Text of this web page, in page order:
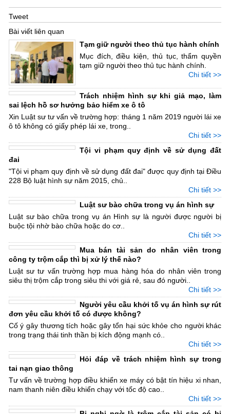
Tweet
Bài viết liên quan
Tạm giữ người theo thủ tục hành chính
Mục đích, điều kiện, thủ tục, thẩm quyền
tạm giữ người theo thủ tục hành chính.
Chi tiết >>
Trách nhiệm hình sự khi giả mạo, làm
sai lệch hồ sơ hưởng bảo hiểm xe ô tô
Xin Luật sư tư vấn về trường hợp: tháng 1 năm 2019 người lái xe
ô tô không có giấy phép lái xe, trong..
Chi tiết >>
Tội vi phạm quy định về sử dụng đất
đai
"Tội vi phạm quy định về sử dụng đất đai" được quy định tại Điều
228 Bộ luật hình sự năm 2015, chủ..
Chi tiết >>
Luật sư bào chữa trong vụ án hình sự
Luật sư bào chữa trong vụ án Hình sự là người được người bị
buộc tội nhờ bào chữa hoặc do cơ..
Chi tiết >>
Mua bán tài sản do nhân viên trong
công ty trộm cắp thì bị xử lý thế nào?
Luật sư tư vấn trường hợp mua hàng hóa do nhân viên trong
siêu thị trộm cắp trong siêu thi với giá rẻ, sau đó người..
Chi tiết >>
Người yêu cầu khởi tố vụ án hình sự rút
đơn yêu cầu khởi tố có được không?
Cố ý gây thương tích hoặc gây tổn hại sức khỏe cho người khác
trong trạng thái tinh thần bị kích động mạnh có..
Chi tiết >>
Hỏi đáp về trách nhiệm hình sự trong
tai nạn giao thông
Tư vấn về trường hợp điều khiển xe máy có bật tín hiệu xi nhan,
nam thanh niên điều khiển chạy với tốc độ cao..
Chi tiết >>